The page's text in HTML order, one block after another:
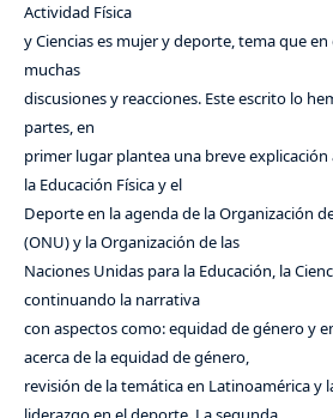
Actividad Física
y Ciencias es mujer y deporte, tema que
muchas
discusiones y reacciones. Este escrito lo
partes, en
primer lugar plantea una breve explicación
la Educación Física y el
Deporte en la agenda de la Organización
(ONU) y la Organización de las
Naciones Unidas para la Educación, la
continuando la narrativa
con aspectos como: equidad de género y
acerca de la equidad de género,
revisión de la temática en Latinoamérica y